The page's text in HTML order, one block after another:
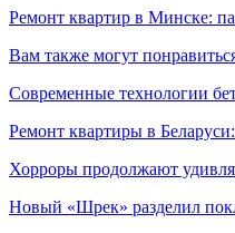
Ремонт квартир в Минске:
Вам также могут
Современные технологии
Ремонт квартиры в
Хорроры продолжают
Новый «Шрек» разделил